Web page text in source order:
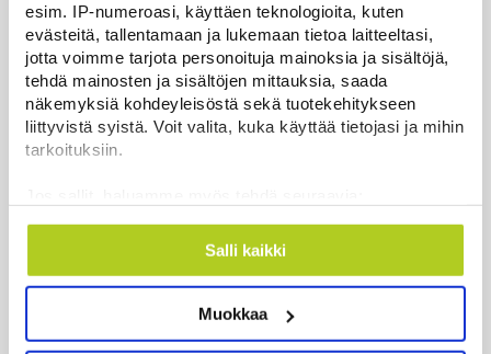
esim. IP-numeroasi, käyttäen teknologioita, kuten
evästeitä, tallentamaan ja lukemaan tietoa laitteeltasi,
jotta voimme tarjota personoituja mainoksia ja sisältöjä,
tehdä mainosten ja sisältöjen mittauksia, saada
näkemyksiä kohdeyleisöstä sekä tuotekehitykseen
liittyvistä syistä. Voit valita, kuka käyttää tietojasi ja mihin
tarkoituksiin.
Kerätä tietoja maantieteellisestä sijainnistasi,
mahdollisesti muutaman metrin tarkkuudella
ominaispiirteitä aktiivisesti (sormenjäljen
Lue lisää siitä, miten henkilötietojasi käsitellään ja miten
Salli kaikki
Muokkaa
Luetuimmat
Päivä Viikko Kuukausi
Nämä ihmiset sairastuvat muita
herkemmin sydän- ja
Uutiset | 5.8.2026 22:01
Ihmiset kahmivat nyt näitä tuotteita
Lidleistä – ”Hittitrendi”